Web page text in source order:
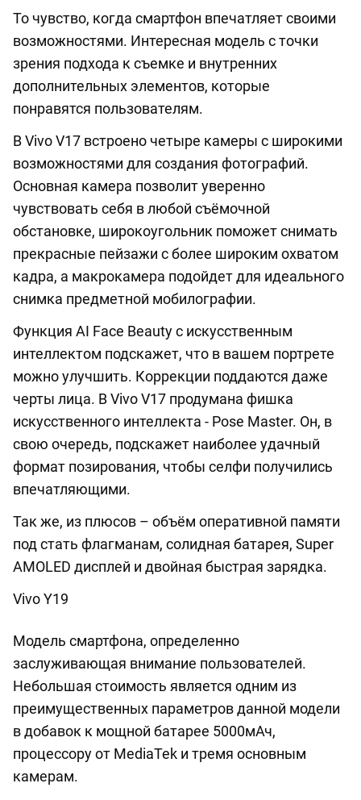
То чувство, когда смартфон впечатляет своими
возможностями. Интересная модель с точки
зрения подхода к съемке и внутренних
дополнительных элементов, которые
понравятся пользователям.
В Vivo V17 встроено четыре камеры с широкими
возможностями для создания фотографий.
Основная камера позволит уверенно
чувствовать себя в любой съёмочной
обстановке, широкоугольник поможет снимать
прекрасные пейзажи с более широким охватом
кадра, а макрокамера подойдет для идеального
снимка предметной мобилографии.
Функция AI Face Beauty с искусственным
интеллектом подскажет, что в вашем портрете
можно улучшить. Коррекции поддаются даже
черты лица. В Vivo V17 продумана фишка
искусственного интеллекта - Pose Master. Он, в
свою очередь, подскажет наиболее удачный
формат позирования, чтобы селфи получились
впечатляющими.
Так же, из плюсов – объём оперативной памяти
под стать флагманам, солидная батарея, Super
AMOLED дисплей и двойная быстрая зарядка.
Vivo Y19
Модель смартфона, определенно
заслуживающая внимание пользователей.
Небольшая стоимость является одним из
преимущественных параметров данной модели
в добавок к мощной батарее 5000мАч,
процессору от MediaTek и тремя основным
камерам.